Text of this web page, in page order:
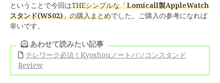
ということで今回はTHEシンプルな‎「Lomicall製AppleWatch
スタンド(WS02)」の購入まとめでした。ご購入の参考になれば
幸いです。
あわせて読みたい記事
テレワーク必須！Kyoshouノートパソコンスタンド
Review